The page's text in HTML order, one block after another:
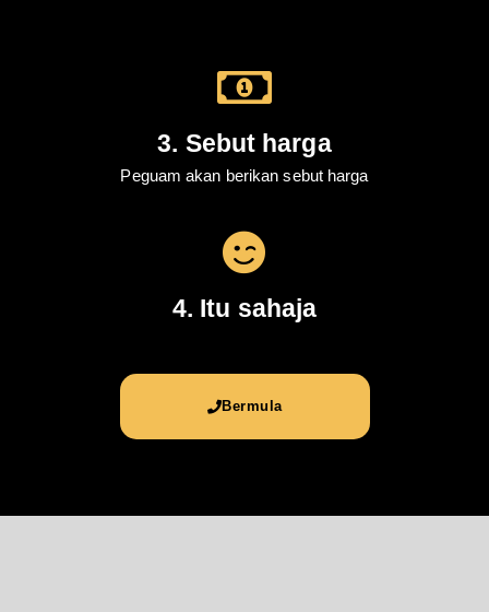
3. Sebut harga
Peguam akan berikan sebut harga
4. Itu sahaja
Bermula